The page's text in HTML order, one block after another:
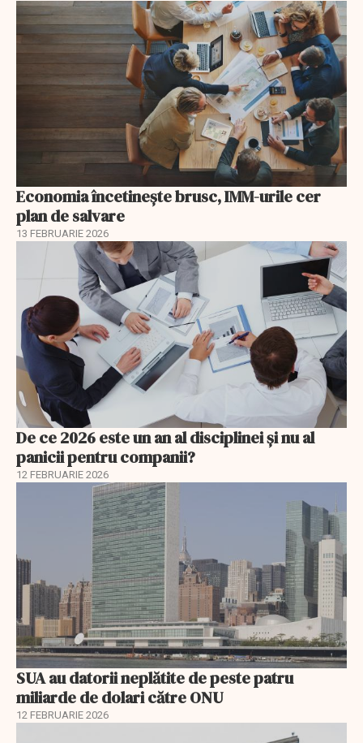
Economia încetinește brusc, IMM-urile cer
plan de salvare
13 FEBRUARIE 2026
De ce 2026 este un an al disciplinei și nu al
panicii pentru companii?
12 FEBRUARIE 2026
SUA au datorii neplătite de peste patru
miliarde de dolari către ONU
12 FEBRUARIE 2026